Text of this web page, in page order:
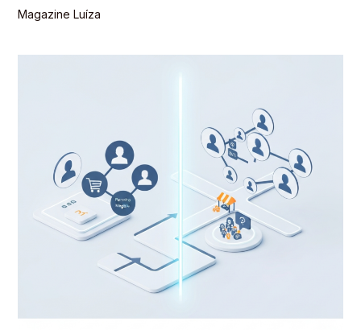
Magazine Luíza